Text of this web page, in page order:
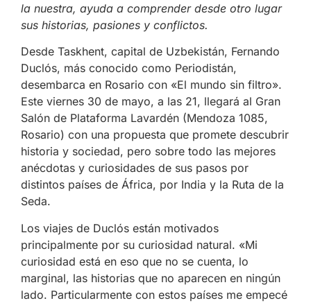
la nuestra, ayuda a comprender desde otro lugar
sus historias, pasiones y conflictos.
Desde Taskhent, capital de Uzbekistán, Fernando
Duclós, más conocido como Periodistán,
desembarca en Rosario con «El mundo sin filtro».
Este viernes 30 de mayo, a las 21, llegará al Gran
Salón de Plataforma Lavardén (Mendoza 1085,
Rosario) con una propuesta que promete descubrir
historia y sociedad, pero sobre todo las mejores
anécdotas y curiosidades de sus pasos por
distintos países de África, por India y la Ruta de la
Seda.
Los viajes de Duclós están motivados
principalmente por su curiosidad natural. «Mi
curiosidad está en eso que no se cuenta, lo
marginal, las historias que no aparecen en ningún
lado. Particularmente con estos países me empecé